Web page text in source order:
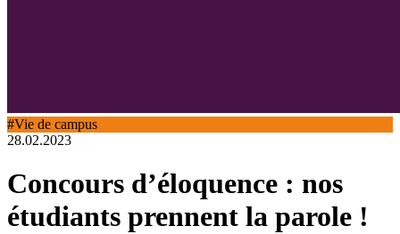
#Vie de campus
28.02.2023
Concours d’éloquence : nos
étudiants prennent la parole !